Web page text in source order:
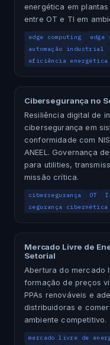
energética em
entre OT e TI em
edge computing edge
automação industrial
eficiência energética
Cibersegurança no
Resiliência digital de
cibersegurança em
conformidade com
ANEEL. Governança
para utilities,
missão crítica.
cibersegurança OT
segurança cibernética
Mercado Livre de
Setorial
Abertura do mercado
formação de preços
PPAs renováveis e
distribuidoras e
ambiente competitivo.
mercado livre de